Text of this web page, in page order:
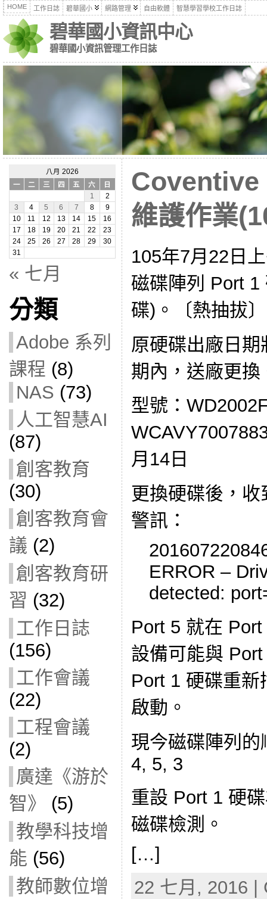
HOME 工作日誌 碧華國小 網路管理 自由軟體 智慧學習學校工作日誌
碧華國小資訊中心
碧華國小資訊管理工作日誌
八月 2026
一
二 三 四 五 六
日
1
2
3
4 5 6 7 8
9
10
11 12 13 14 15
16
17
18 19 20 21 22
23
24
25 26 27 28 29
30
31
« 七月
分類
Adobe 系列
課程 (8)
NAS (73)
人工智慧AI
(87)
創客教育
(30)
創客教育會
議 (2)
創客教育研
習 (32)
工作日誌
(156)
工作會議
(22)
工程會議
(2)
廣達《游於
智》
(5)
教學科技增
能 (56)
教師數位增
Coventive
維護作業
105年7月22日
磁碟陣列 Port 1
碟)。〔熱抽拔〕
原硬碟出廠日
期內，送廠更換
型號：
月14日
更換硬碟後，
警訊：
ERROR –
detected:
Port 5 就在
設備可能與
Port 1 硬碟重新
啟動。
現今磁碟陣列
4, 5, 3
重設 Port 1 硬
磁碟檢測。
[…]
22 七月, 2016